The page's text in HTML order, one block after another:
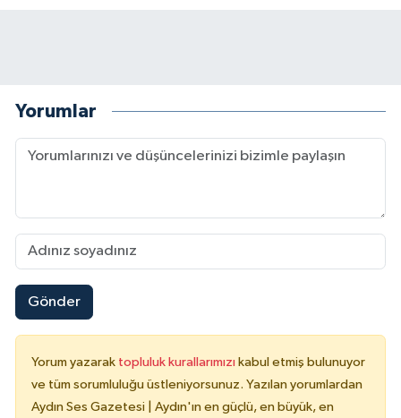
Yorumlar
Gönder
Yorum yazarak topluluk kurallarımızı kabul etmiş bulunuyor
ve tüm sorumluluğu üstleniyorsunuz. Yazılan yorumlardan
Aydın Ses Gazetesi | Aydın'ın en güçlü, en büyük, en